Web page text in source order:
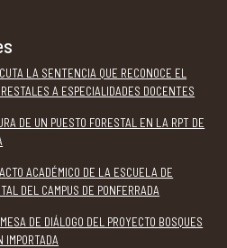
LA SENTENCIA QUE RECONOCE EL
A ESPECIALIDADES DOCENTES
DE UN PUESTO FORESTAL EN LA RPT DE
ACADÉMICO DE LA ESCUELA DE
DEL CAMPUS DE PONFERRADA
DE DIÁLOGO DEL PROYECTO BOSQUES
IMPORTADA